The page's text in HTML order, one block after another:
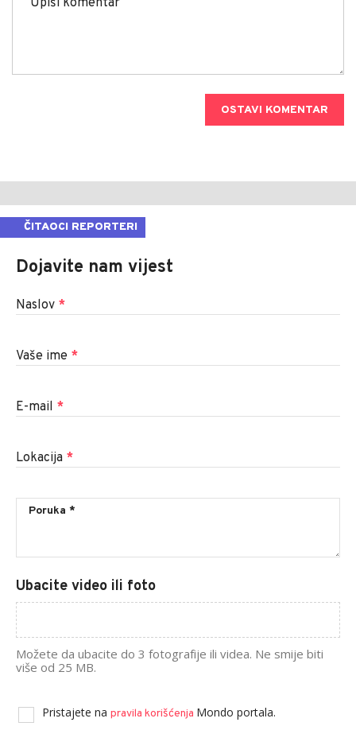
OSTAVI KOMENTAR
ČITAOCI REPORTERI
Dojavite nam vijest
Naslov *
Vaše ime *
E-mail *
Lokacija *
Ubacite video ili foto
Možete da ubacite do 3 fotografije ili videa. Ne smije biti
više od 25 MB.
Pristajete na pravila korišćenja Mondo portala.